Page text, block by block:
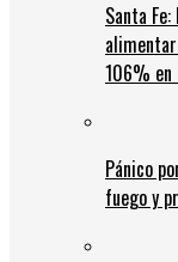
Santa
106% en
Pánico
fuego y